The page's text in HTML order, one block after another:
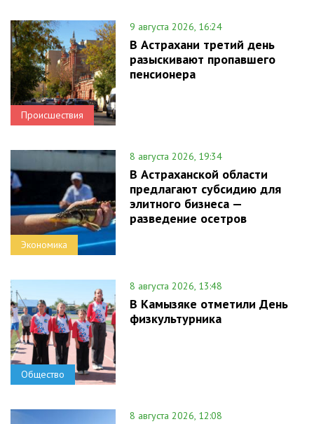
Происшествия
9 августа 2026, 16:24
В Астрахани третий день
разыскивают пропавшего
пенсионера
Экономика
8 августа 2026, 19:34
В Астраханской области
предлагают субсидию для
элитного бизнеса —
разведение осетров
Общество
8 августа 2026, 13:48
В Камызяке отметили День
физкультурника
8 августа 2026, 12:08